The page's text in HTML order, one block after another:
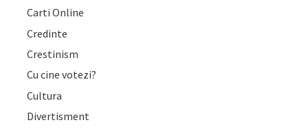
Carti Online
Credinte
Crestinism
Cu cine votezi?
Cultura
Divertisment